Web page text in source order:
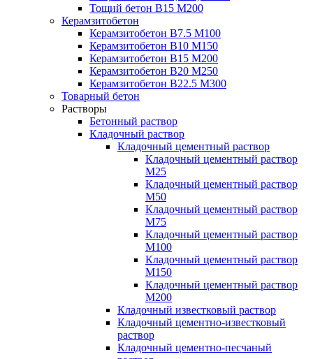
Тощий бетон В15 М200
Керамзитобетон
Керамзитобетон В7.5 М100
Керамзитобетон В10 М150
Керамзитобетон В15 М200
Керамзитобетон В20 М250
Керамзитобетон В22.5 М300
Товарный бетон
Растворы
Бетонный раствор
Кладочный раствор
Кладочный цементный раствор
Кладочный цементный раствор
М25
Кладочный цементный раствор
М50
Кладочный цементный раствор
М75
Кладочный цементный раствор
М100
Кладочный цементный раствор
М150
Кладочный цементный раствор
М200
Кладочный известковый раствор
Кладочный цементно-известковый
раствор
Кладочный цементно-песчаный